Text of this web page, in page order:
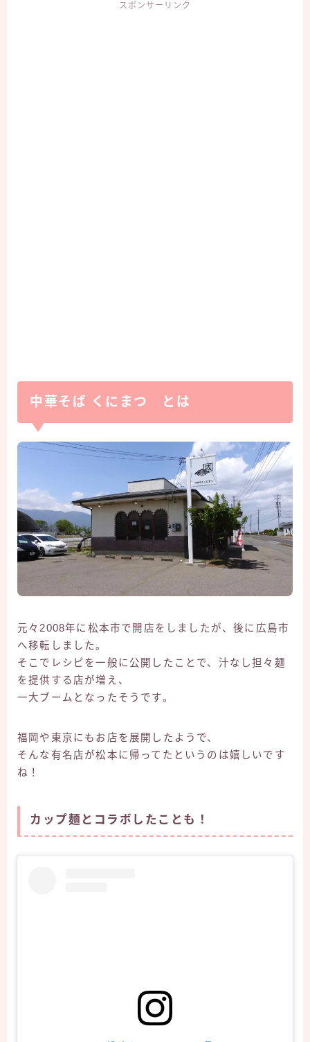
スポンサーリンク
中華そば くにまつ とは
元々2008年に松本市で開店をしましたが、後に広島市
へ移転しました。
そこでレシピを一般に公開したことで、汁なし担々麺
を提供する店が増え、
一大ブームとなったそうです。
福岡や東京にもお店を展開したようで、
そんな有名店が松本に帰ってたというのは嬉しいです
ね！
カップ麺とコラボしたことも！